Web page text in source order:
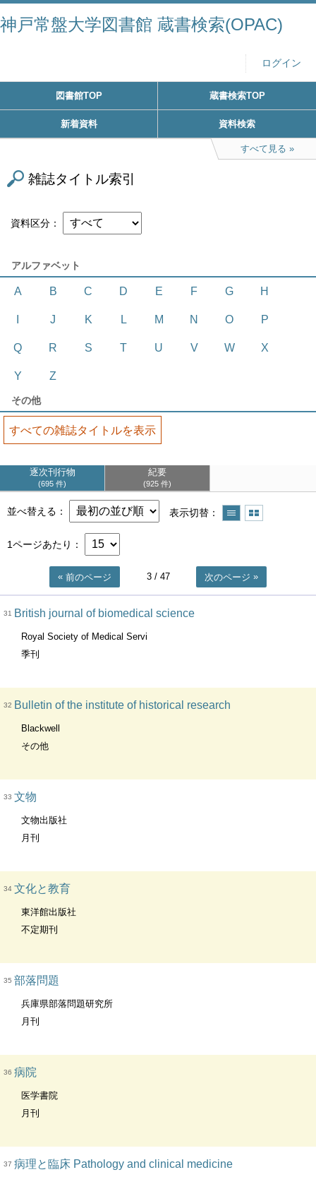
神戸常盤大学図書館 蔵書検索(OPAC)
ログイン
図書館TOP 蔵書検索TOP
新着資料 資料検索
すべて見る
雑誌タイトル索引
資料区分
アルファベット
A B C D E F G H
J K L M N O P
Q R S T U V W X
Y Z
その他
すべての雑誌タイトルを表示
逐次刊行物
695 件
紀要
925 件
並べ替える 表示切替
1ページあたり
前のページ 3/ 47 次のページ
31 British journal of biomedical science
Royal Society of Medical Servi
季刊
32 Bulletin of the institute of historical research
Blackwell
その他
33 文物
文物出版社
月刊
34 文化と教育
東洋館出版社
不定期刊
35 部落問題
兵庫県部落問題研究所
月刊
36 病院
医学書院
月刊
37 病理と臨床 Pathology and clinical medicine